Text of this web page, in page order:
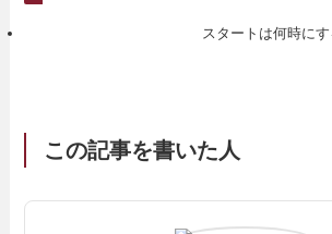
スタートは何時に
この記事を書いた人